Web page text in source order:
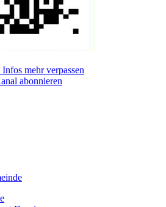
mehr verpassen
abonnieren